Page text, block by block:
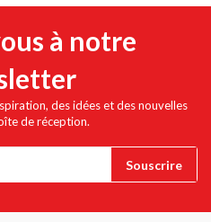
à notre
des idées et des nouvelles
de réception.